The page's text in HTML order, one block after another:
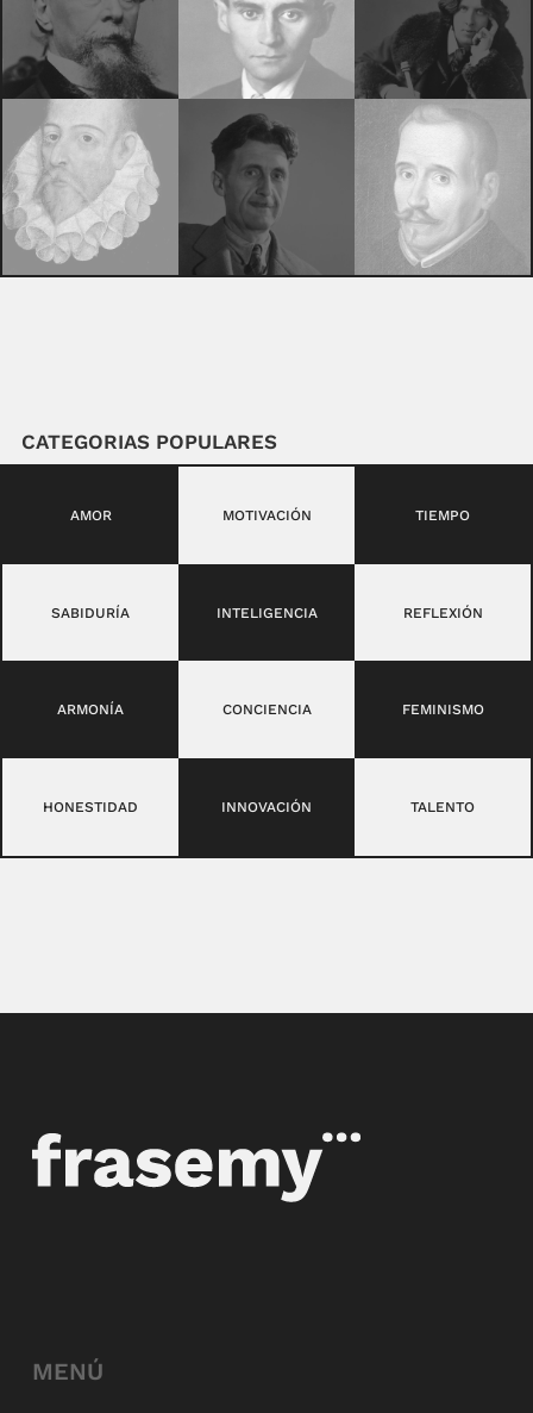
CATEGORIAS POPULARES
AMOR MOTIVACIÓN TIEMPO
SABIDURÍA INTELIGENCIA REFLEXIÓN
ARMONÍA CONCIENCIA FEMINISMO
HONESTIDAD INNOVACIÓN TALENTO
MENÚ